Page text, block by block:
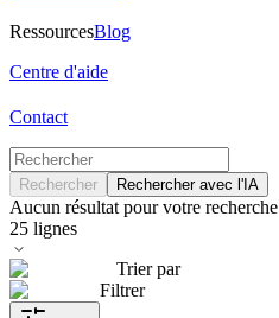
RessourcesBlog
Centre d'aide
Contact
Rechercher Rechercher avec l'IA
Aucun résultat pour votre recherche
25 lignes
Trier par
Filtrer